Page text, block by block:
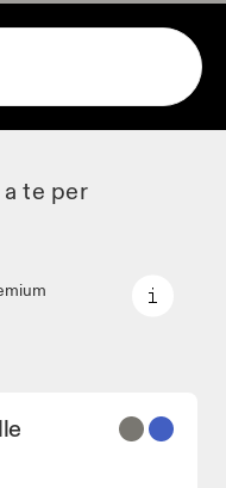
te per
i principali